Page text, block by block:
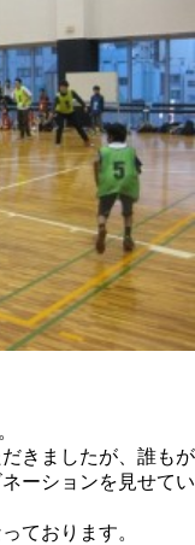
きましたが、誰もが
ーションを見せてい
ております。